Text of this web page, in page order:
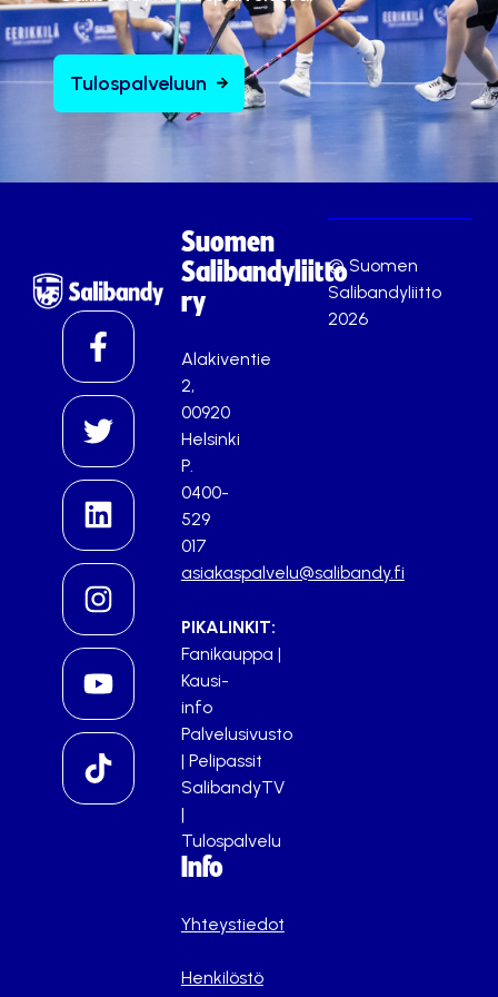
Tulospalveluun
Suomen
Salibandyliitto
ry
Alakiventie
2,
00920
Helsinki
P.
0400-
529
017
asiakaspalvelu@salibandy.fi
PIKALINKIT:
Fanikauppa |
Kausi-
info
Palvelusivusto
| Pelipassit
SalibandyTV
|
Tulospalvelu
Info
Yhteystiedot
Henkilöstö
© Suomen
Salibandyliitto
2026